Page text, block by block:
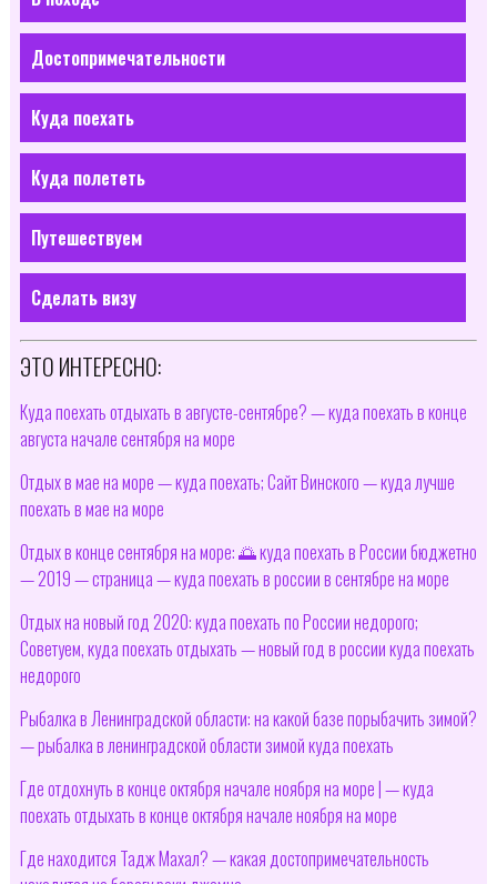
Достопримечательности
Куда поехать
Куда полететь
Путешествуем
Сделать визу
ЭТО ИНТЕРЕСНО:
Куда поехать отдыхать в августе-сентябре? — куда поехать в конце
августа начале сентября на море
Отдых в мае на море — куда поехать; Сайт Винского — куда лучше
поехать в мае на море
Отдых в конце сентября на море: 🌅 куда поехать в России бюджетно
— 2019 — cтраница — куда поехать в россии в сентябре на море
Отдых на новый год 2020: куда поехать по России недорого;
Советуем, куда поехать отдыхать — новый год в россии куда поехать
недорого
Рыбалка в Ленинградской области: на какой базе порыбачить зимой?
— рыбалка в ленинградской области зимой куда поехать
Где отдохнуть в конце октября начале ноября на море | — куда
поехать отдыхать в конце октября начале ноября на море
Где находится Тадж Махал? — какая достопримечательность